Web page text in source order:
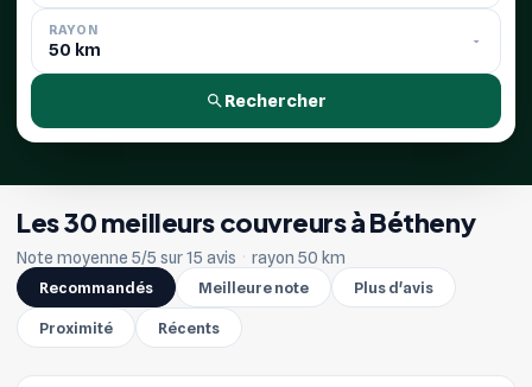
RAYON
Rechercher
Les 30 meilleurs couvreurs à Bétheny
Note moyenne 5/5 sur 15 avis · rayon 50 km
Recommandés
Meilleure note Plus d'avis
Proximité Récents